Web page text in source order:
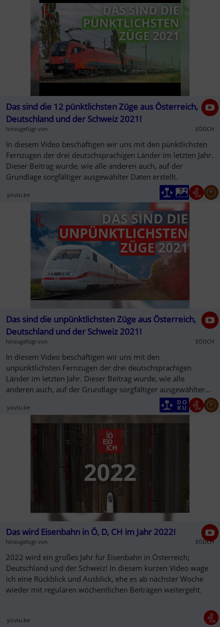
Das sind die 12 pünktlichsten Züge aus Österreich,
Deutschland und der Schweiz 2021!
hinzugefügt von EÖDCH
In diesem Video beschäftigen wir uns mit den pünktlichsten
Fernzügen der drei deutschsprachigen Länder im letzten Jahr.
Dieser Beitrag wurde, wie alle anderen auch, auf der
Grundlage sorgfältiger ausgewählter Daten erstellt.
youtu.be
Das sind die unpünktlichsten Züge aus Österreich,
Deutschland und der Schweiz 2021!
hinzugefügt von EÖDCH
In diesem Video beschäftigen wir uns mit den
unpünktlichsten Fernzügen der drei deutschsprachigen
Länder im letzten Jahr. Dieser Beitrag wurde, wie alle
anderen auch, auf der Grundlage sorgfältiger ausgewählter
youtu.be
Das wird Eisenbahn in Ö, D, CH im Jahr 2022!
hinzugefügt von EÖDCH
2022 wird ein großes Jahr für Eisenbahn in Österreich;
Deutschland und der Schweiz! In diesem kurzen Video wage
ich eine Rückblick und Ausblick, ehe es ab nächster Woche
wieder mit regulären wöchentlichen Beiträgen weitergeht.
youtu.be